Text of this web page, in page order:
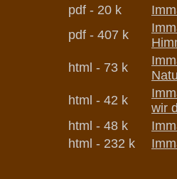
pdf - 20 k
pdf - 407 k
html - 73 k
html - 42 k
wir
html - 48 k
html - 232 k